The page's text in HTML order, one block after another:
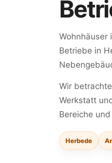
Wohnhäuser
Betriebe in
Wir
Werkstatt
Bereiche
Herbede